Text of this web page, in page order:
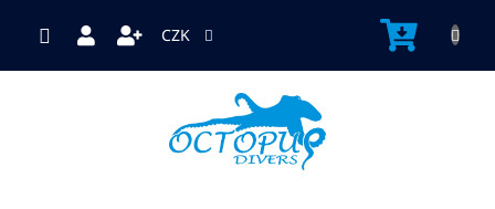
CZK